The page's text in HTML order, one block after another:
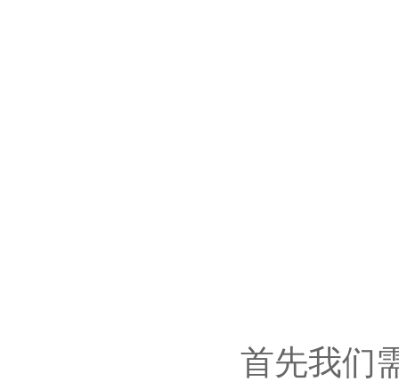
首先我们